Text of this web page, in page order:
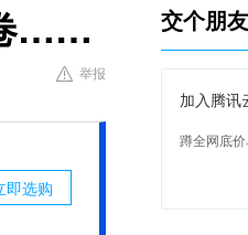
……
举报
即选购
交个朋友
加入腾讯
蹲全网底